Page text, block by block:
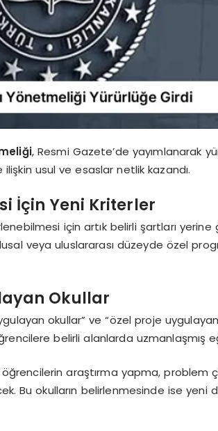
, Resmi Gazete’de yayımlanarak
usul ve esaslar netlik kazandı.
İçin Yeni Kriterler
için artık belirli şartları
veya uluslararası düzeyde özel
Okullar
okullar” ve “özel proje
belirli alanlarda uzmanlaşmış
araştırma yapma, problem
Bu okulların belirlenmesinde ise yeni